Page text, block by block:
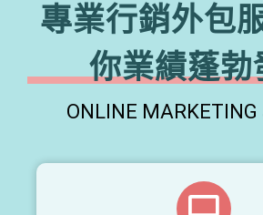
專業行銷外包
你業績蓬勃
ONLINE MARKETING